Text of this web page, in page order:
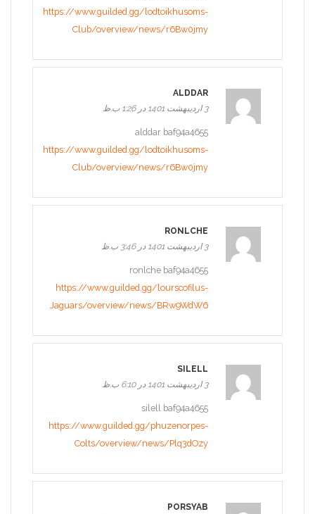
https://www.guilded.gg/lodtoikhusoms-
Club/overview/news/r6Bw0jmy
ALDDAR
3 اردیبهشت 1401 در 1:26 ب.ظ
alddar baf94a4655
https://www.guilded.gg/lodtoikhusoms-
Club/overview/news/r6Bw0jmy
RONLCHE
3 اردیبهشت 1401 در 3:46 ب.ظ
ronlche baf94a4655
https://www.guilded.gg/lourscofilus-
Jaguars/overview/news/BRw9WdW6
SILELL
3 اردیبهشت 1401 در 6:10 ب.ظ
silell baf94a4655
https://www.guilded.gg/phuzenorpes-
Colts/overview/news/Plq3dOzy
PORSYAB